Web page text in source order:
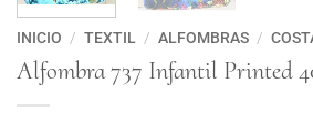
INICIO / TEXTIL / ALFOMBRAS /
Alfombra 737 Infantil Printed